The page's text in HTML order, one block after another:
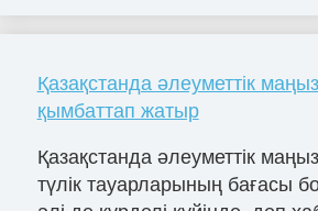
Қазақстанда әлеуметтік
қымбаттап жатыр
Қазақстанда әлеуметтік
түлік тауарларының бағасы